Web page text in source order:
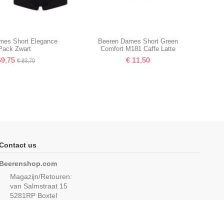
Short Elegance
Zwart
€ 83,70
Beeren Dames Short Green
Comfort M181 Caffe Latte
€ 11,50
us
Beerenshop.com
Magazijn/Retouren:
van Salmstraat 15
5281RP Boxtel